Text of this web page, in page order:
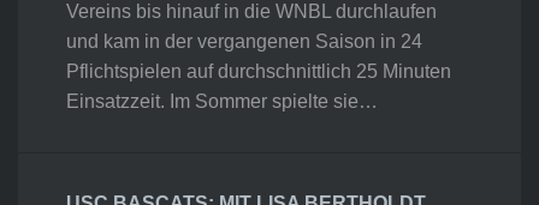
Vereins bis hinauf in die WNBL durchlaufen
und kam in der vergangenen Saison in 24
Pflichtspielen auf durchschnittlich 25 Minuten
Einsatzzeit. Im Sommer spielte sie…